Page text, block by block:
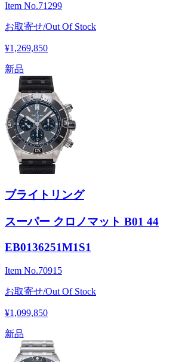
Item No.71299
お取寄せ/Out Of Stock
¥1,269,850
新品
ブライトリング
スーパー クロノマット B01 44
EB0136251M1S1
Item No.70915
お取寄せ/Out Of Stock
¥1,099,850
新品